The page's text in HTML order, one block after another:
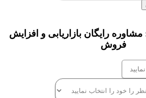
رایگان بازاریابی و افزایش
فروش